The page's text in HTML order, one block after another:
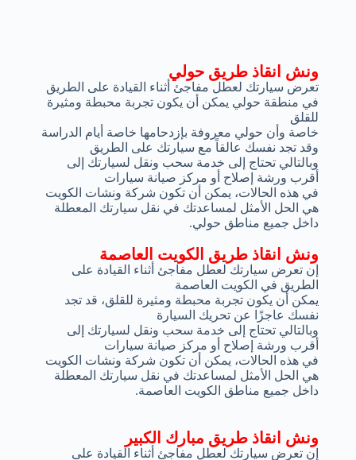
ونش انقاذ طريق الكويت العاصمة
إن تعرض سيارتك لعطل مفاجئ أثناء القيادة على
الطريق في الكويت العاصمة
يمكن أن يكون تجربة محبطة ومثيرة للقلق، قد تجد
نفسك عاجزًا عن تحريك السيارة
وبالتالي تحتاج إلى خدمة سحب ونقل لسيارتك إلى
أقرب ورشة إصلاح أو مركز صيانة سيارات
في هذه الحالات، يمكن أن تكون شركة ونشات الكويت
هي الحل الأمثل لمساعدتك في نقل سيارتك المعطلة
داخل جميع مناطق الكويت العاصمة.
ونش انقاذ طريق حولي
تعرض سيارتك لعطل مفاجئ أثناء القيادة على الطريق
في منطقة حولي يمكن أن يكون تجربة محبطة ومثيرة
للقلق
خاصة وأن حولي معروفة بإزدحامها خاصة أيام الدراسة
وقد تجد نفسك عالقاً مع سيارتك على الطريق
وبالتالي تحتاج إلى خدمة سحب ونقل لسيارتك إلى
أقرب ورشة إصلاح أو مركز صيانة سيارات
في هذه الحالات، يمكن أن تكون شركة ونشات الكويت
هي الحل الأمثل لمساعدتك في نقل سيارتك المعطلة
داخل جميع مناطق حولي.
ونش انقاذ طريق مبارك الكبير
إن تعرض سيارتك لعطل مفاجئ أثناء القيادة على